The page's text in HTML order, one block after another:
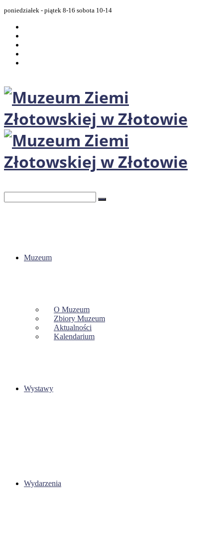
poniedziałek - piątek 8-16 sobota 10-14
Muzeum
O Muzeum
Zbiory Muzeum
Aktualności
Kalendarium
Wystawy
Wydarzenia